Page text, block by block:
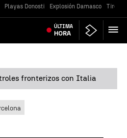
Playas Donosti Explosión Damasco Tiroteo
ÚLTIMA
HORA
fronterizos con Italia